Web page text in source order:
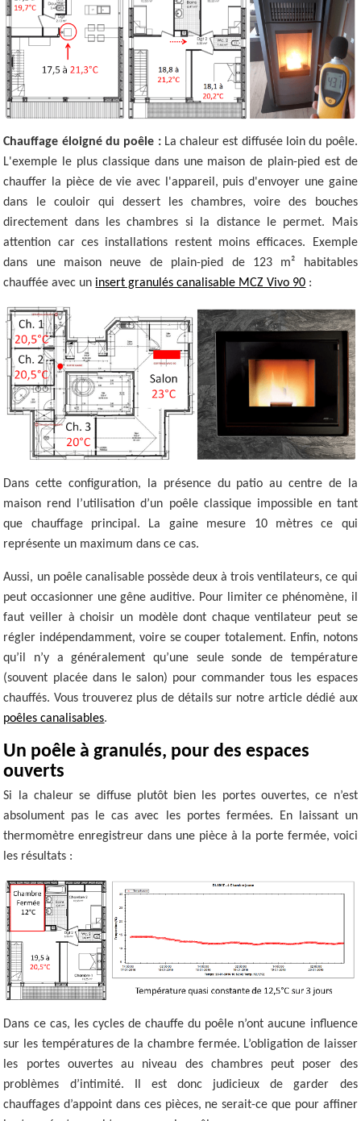
Chauffage éloigné du poêle :La chaleur est diffusée loin du poêle.
L'exemple le plus classique dans une maison de plain-pied est de
chauffer la pièce de vie avec l'appareil, puis d'envoyer une gaine
dans le couloir qui dessert les chambres, voire des bouches
directement dans les chambres si la distance le permet. Mais
attention car ces installations restent moins efficaces. Exemple
dans une maison neuve de plain-pied de 123 m² habitables
chauffée avec un insert granulés canalisable MCZ Vivo 90 :
Dans cette configuration, la présence du patio au centre de la
maison rend l’utilisation d’un poêle classique impossible en tant
que chauffage principal. La gaine mesure 10 mètres ce qui
représente un maximum dans ce cas.
Aussi, un poêle canalisable possède deux à trois ventilateurs, ce qui
peut occasionner une gêne auditive. Pour limiter ce phénomène, il
faut veiller à choisir un modèle dont chaque ventilateur peut se
régler indépendamment, voire se couper totalement. Enfin, notons
qu’il n’y a généralement qu’une seule sonde de température
(souvent placée dans le salon) pour commander tous les espaces
chauffés. Vous trouverez plus de détails sur notre article dédié aux
poêles canalisables.
Un poêle à granulés, pour des espaces
ouverts
Si la chaleur se diffuse plutôt bien les portes ouvertes, ce n’est
absolument pas le cas avec les portes fermées. En laissant un
thermomètre enregistreur dans une pièce à la porte fermée, voici
les résultats :
Dans ce cas, les cycles de chauffe du poêle n’ont aucune influence
sur les températures de la chambre fermée. L’obligation de laisser
les portes ouvertes au niveau des chambres peut poser des
problèmes d’intimité. Il est donc judicieux de garder des
chauffages d’appoint dans ces pièces, ne serait-ce que pour affiner